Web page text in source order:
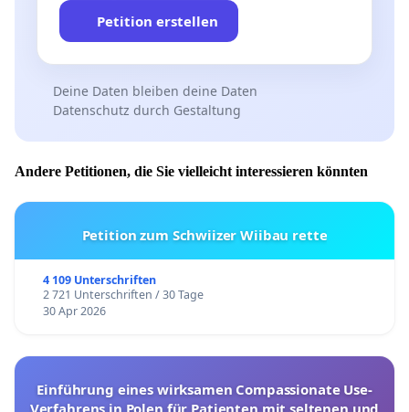
Petition erstellen
Deine Daten bleiben deine Daten
Datenschutz durch Gestaltung
Andere Petitionen, die Sie vielleicht interessieren könnten
Petition zum Schwiizer Wiibau rette
4 109 Unterschriften
2 721 Unterschriften / 30 Tage
30 Apr 2026
Einführung eines wirksamen Compassionate Use-